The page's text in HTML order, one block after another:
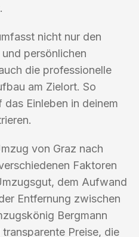
nicht nur den
und persönlichen
die professionelle
am Zielort. So
Einleben in deinem
von Graz nach
Faktoren
dem Aufwand
Entfernung zwischen
Bergmann
Preise, die